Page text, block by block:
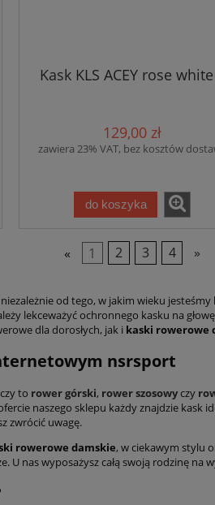
Kask KLS ACEY rose white
129,00 zł
zawiera 23% VAT, bez kosztów
do koszyka
« 1 2 3 4 »
od tego, w jakim wieku
lekceważyć ochronnego kasku na
dla dorosłych, jak i kaski rowerowe
nsrsport
to rower górski, rower szosowyczy
naszego sklepu każdy znajdzie kask
zwrócić uwagę.
rowerowe damskie, w ciekawym stylu
U nas wyposażysz całą swoją rodzinę na